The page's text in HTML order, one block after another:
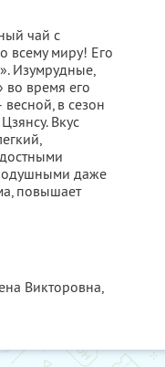
чай с
всему миру! Его
Изумрудные,
во время его
в сезон
Вкус
даже
повышает
Викторовна,